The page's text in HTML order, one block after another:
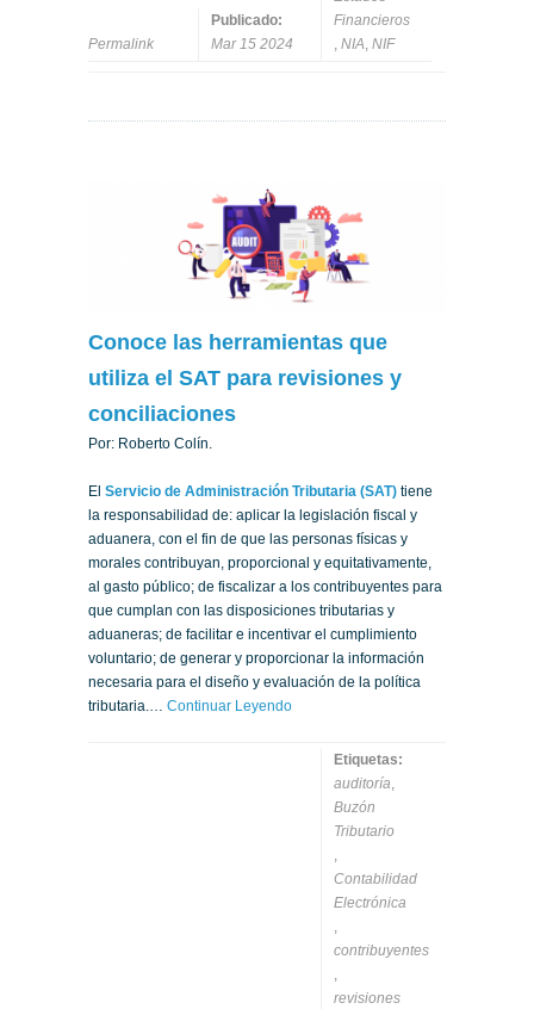
Permalink
Publicado:
Mar 15 2024
Financieros
, NIA, NIF
Conoce las herramientas que
utiliza el SAT para revisiones y
conciliaciones
Por: Roberto Colín.
El Servicio de Administración Tributaria (SAT) tiene
la responsabilidad de: aplicar la legislación fiscal y
aduanera, con el fin de que las personas físicas y
morales contribuyan, proporcional y equitativamente,
al gasto público; de fiscalizar a los contribuyentes para
que cumplan con las disposiciones tributarias y
aduaneras; de facilitar e incentivar el cumplimiento
voluntario; de generar y proporcionar la información
necesaria para el diseño y evaluación de la política
tributaria.… Continuar Leyendo
Etiquetas:
auditoría,
Buzón
Tributario
,
Contabilidad
Electrónica
,
contribuyentes
,
revisiones